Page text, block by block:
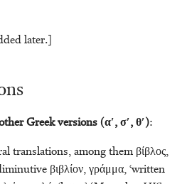
later.]
Greek versions (αʹ, σʹ, θʹ):
translations, among them βίβλος,
βιβλίον, γράμμα, ‘written